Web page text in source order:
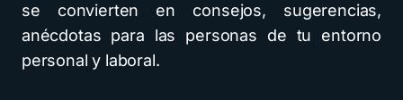
se convierten en consejos, sugerencias,
anécdotas para las personas de tu entorno
personal y laboral.